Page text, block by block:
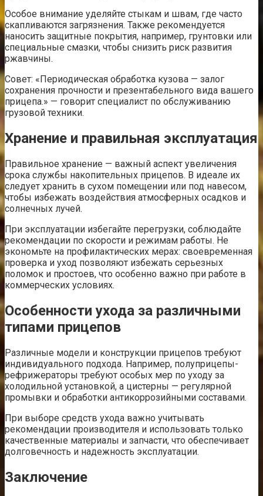
Особое внимание уделяйте стыкам и швам, где часто
скапливаются загрязнения. Также рекомендуется
наносить защитные покрытия, например, грунтовки или
специальные смазки, чтобы снизить риск развития
ржавчины.
Совет: «Периодическая обработка кузова — залог
сохранения прочности и презентабельного вида вашего
прицепа.» — говорит специалист по обслуживанию
грузовой техники.
Хранение и правильная эксплуатация
Правильное хранение — важный аспект увеличения
срока службы накопительных прицепов. В идеале их
следует хранить в сухом помещении или под навесом,
чтобы избежать воздействия атмосферных осадков и
солнечных лучей.
При эксплуатации избегайте перегрузки, соблюдайте
рекомендации по скорости и режимам работы. Не
экономьте на профилактических мерах: своевременная
проверка и уход позволяют избежать серьезных
поломок и простоев, что особенно важно при работе в
коммерческих условиях.
Особенности ухода за различными
типами прицепов
Различные модели и конструкции прицепов требуют
индивидуального подхода. Например, полуприцепы-
рефрижераторы требуют особых мер по уходу за
холодильной установкой, а цистерны — регулярной
промывки и обработки антикоррозийными составами.
При выборе средств ухода важно учитывать
рекомендации производителя и использовать только
качественные материалы и запчасти, что обеспечивает
долговечность и надежность эксплуатации.
Заключение